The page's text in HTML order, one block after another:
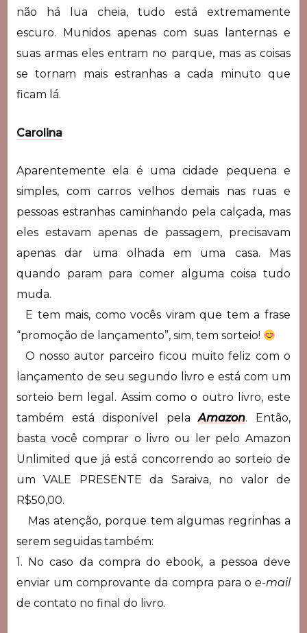
não há lua cheia, tudo está extremamente
escuro. Munidos apenas com suas lanternas e
suas armas eles entram no parque, mas as coisas
se tornam mais estranhas a cada minuto que
ficam lá.
Carolina
Aparentemente ela é uma cidade pequena e
simples, com carros velhos demais nas ruas e
pessoas estranhas caminhando pela calçada, mas
eles estavam apenas de passagem, precisavam
apenas dar uma olhada em uma casa. Mas
quando param para comer alguma coisa tudo
muda.
E tem mais, como vocês viram que tem a frase
“promoção de lançamento”, sim, tem sorteio!
O nosso autor parceiro ficou muito feliz com o
lançamento de seu segundo livro e está com um
sorteio bem legal. Assim como o outro livro, este
também está disponível pelaAmazon. Então,
basta você comprar o livro ou ler pelo Amazon
Unlimited que já está concorrendo ao sorteio de
um VALE PRESENTE da Saraiva, no valor de
R$50,00.
Mas atenção, porque tem algumas regrinhas a
serem seguidas também:
1. No caso da compra do ebook, a pessoa deve
enviar um comprovante da compra para oe-mail
de contato no final do livro.